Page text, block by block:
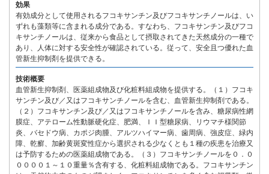
効果
有効成分として使用されるフコキサンチン及びフコキサンチノールは、い
ずれも藻類等に含まれる成分である。すなわち、フコキサンチン及びフコ
キサンチノールは、従来から食品として摂取されてきた天然成分の一種で
あり、人体に対する安全性が確認されている。従って、安全且つ優れた血
管新生抑制剤を提供できる。
技術概要
血管新生抑制剤、医薬組成物及び化粧料組成物を提供する。（１）フコキ
サンチン及び／又はフコキサンチノールを含む、血管新生抑制剤である。
（２）フコキサンチン及び／又はフコキサンチノールを含み、糖尿病性網
膜症、アテローム性動脈硬化症、肥満、ＩＩ型糖尿病、リウマチ様関節
炎、バセドウ病、カポジ肉腫、アルツハイマー病、歯周病、強皮症、緑内
障、乾癬、加齢黄斑変性症から選択される少なくとも１種の疾患を治療又
は予防するための医薬組成物である。（３）フコキサンチノールを０．０
００００１～１０重量％含有する、化粧料組成物である。フコキサンチン